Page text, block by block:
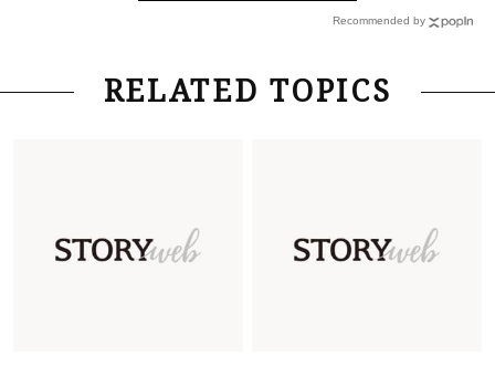
を育み中「理想の暮らしよりも今の心地よさを選
Fashion 2026.6.12
中村ゆりさん「40代になり、やっと“仕事以外の
ップス×パンツ」コーデ〈3選〉
Recommended by
RELATED TOPICS